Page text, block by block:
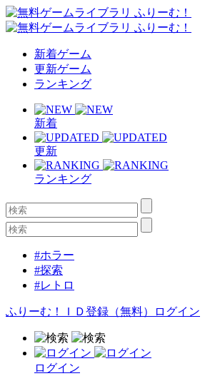
新着ゲーム
更新ゲーム
ランキング
新着
更新
ランキング
#ホラー
#探索
#レトロ
ふりーむ！ＩＤ登録（無料） ログイン
ログイン